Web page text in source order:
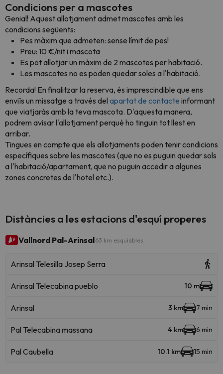
Condicions per a mascotes
Genial! Aquest allotjament admet mascotes amb les
condicions següents:
Pes màxim que admeten: sense límit de pes!
Preu: 10 €/nit i mascota
Es pot allotjar un màxim de 2 mascotes per habitació.
Les mascotes no es poden quedar soles a l'habitació.
Recorda! En finalitzar la reserva, és imprescindible que ens
enviïs un missatge a través del apartat de contacte informant
que viatjaràs amb la teva mascota. D'aquesta manera,
podrem avisar l'allotjament perquè ho tinguin tot llest en
arribar.
Tingues en compte que els allotjaments poden tenir condicions
específiques sobre les mascotes (que no es puguin quedar sols
a l'habitació/apartament, que no puguin accedir a algunes
zones concretes de l'hotel etc.).
Distàncies a les estacions d'esquí properes
Vallnord Pal-Arinsal63 km esquiables
Arinsal Telesilla Josep Serra
Arinsal Telecabina pueblo 10 m
Arinsal 3 km 7 min
Pal Telecabina massana 4 km 6 min
Pal Caubella 10.1 km 15 min